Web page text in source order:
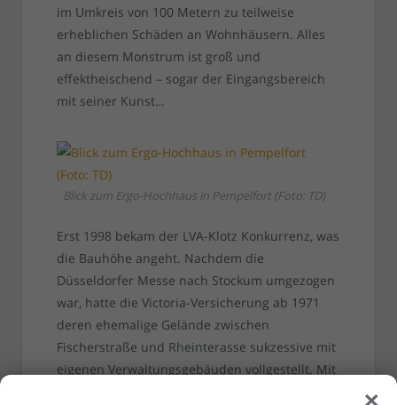
im Umkreis von 100 Metern zu teilweise
erheblichen Schäden an Wohnhäusern. Alles
an diesem Monstrum ist groß und
effektheischend – sogar der Eingangsbereich
mit seiner Kunst…
Blick zum Ergo-Hochhaus in Pempelfort (Foto: TD)
Erst 1998 bekam der LVA-Klotz Konkurrenz, was
die Bauhöhe angeht. Nachdem die
Düsseldorfer Messe nach Stockum umgezogen
war, hatte die Victoria-Versicherung ab 1971
deren ehemalige Gelände zwischen
Fischerstraße und Rheinterasse sukzessive mit
eigenen Verwaltungsgebäuden vollgestellt. Mit